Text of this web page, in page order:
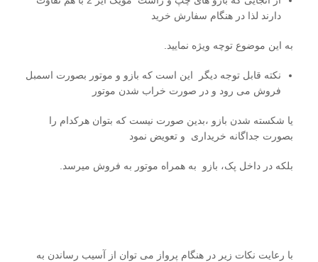
دارند لذا در هنگام سفارش خرید
به این موضوع توچه ویژه نمایید.
نکته قابل توجه دیگر این است که بازو و موتور بصورت اسمبل
فروش می رود و در صورت خراب شدن موتور
یا شکسته شدن بازو ،بدین صورت نیست که بتوان هرکدام را
بصورت جداگانه خریداری و تعویض نمود
بلکه در داخل پک، بازو به همراه موتور به فروش میرسد.
با رعایت نکات زیر در هنگام پرواز می توان از آسیب رساندن به